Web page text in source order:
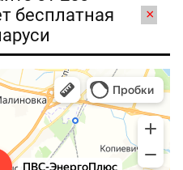
бесплатная
×